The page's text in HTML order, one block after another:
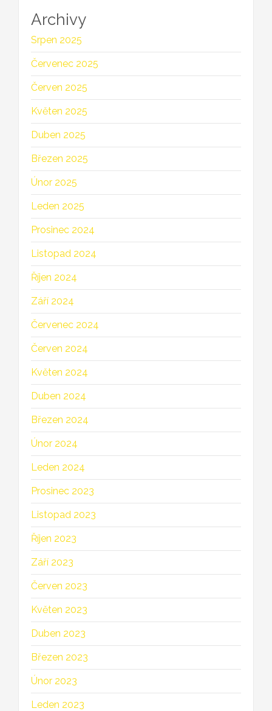
Archivy
Srpen 2025
Červenec 2025
Červen 2025
Květen 2025
Duben 2025
Březen 2025
Únor 2025
Leden 2025
Prosinec 2024
Listopad 2024
Říjen 2024
Září 2024
Červenec 2024
Červen 2024
Květen 2024
Duben 2024
Březen 2024
Únor 2024
Leden 2024
Prosinec 2023
Listopad 2023
Říjen 2023
Září 2023
Červen 2023
Květen 2023
Duben 2023
Březen 2023
Únor 2023
Leden 2023